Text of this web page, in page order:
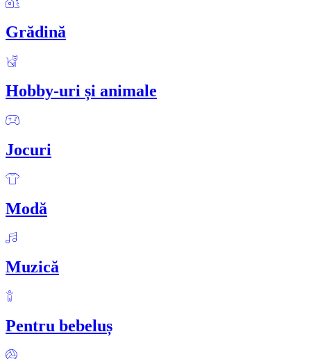
Grădină
Hobby-uri și animale
Jocuri
Modă
Muzică
Pentru bebeluș